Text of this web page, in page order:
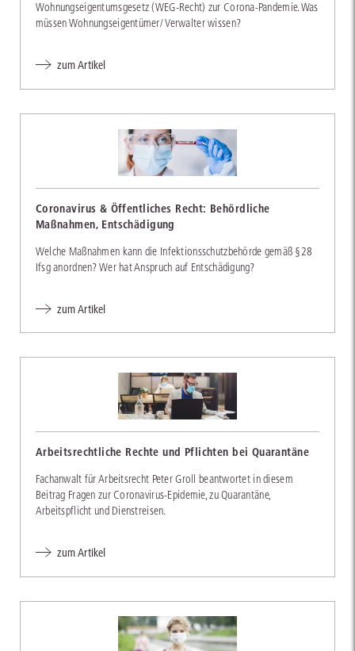
Wohnungseigentumsgesetz (WEG-Recht) zur Corona-Pandemie. Was
müssen Wohnungseigentümer/ Verwalter wissen?
zum Artikel
Coronavirus & Öffentliches Recht: Behördliche
Maßnahmen, Entschädigung
Welche Maßnahmen kann die Infektionsschutzbehörde gemäß §28
Ifsg anordnen? Wer hat Anspruch auf Entschädigung?
zum Artikel
Arbeitsrechtliche Rechte und Pflichten bei Quarantäne
Fachanwalt für Arbeitsrecht Peter Groll beantwortet in diesem
Beitrag Fragen zur Coronavirus-Epidemie, zu Quarantäne,
Arbeitspflicht und Dienstreisen.
zum Artikel